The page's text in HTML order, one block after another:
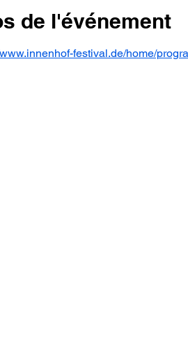
de l'événement
festival.de/home/